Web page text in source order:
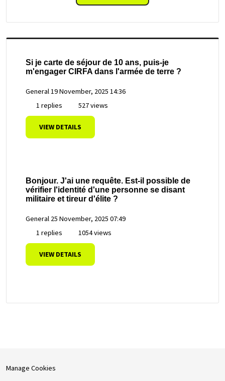
Si je carte de séjour de 10 ans, puis-je
m'engager CIRFA dans l'armée de terre ?
General19 November, 2025 14:36
1 replies
527 views
VIEW DETAILS
Bonjour. J'ai une requête. Est-il possible de
vérifier l'identité d'une personne se disant
militaire et tireur d'élite ?
General 25 November, 2025 07:49
1 replies
1054 views
VIEW DETAILS
Manage Cookies